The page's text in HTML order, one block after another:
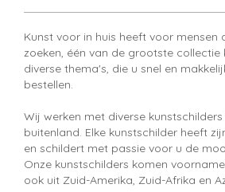
Kunst voor in huis heeft voor mensen
zoeken, één van de grootste collectie
diverse thema's, die u snel en
bestellen.
Wij werken met diverse
buitenland. Elke kunstschilder heeft
en schildert met passie voor u de
Onze kunstschilders komen
ook uit Zuid-Amerika, Zuid-Afrika en